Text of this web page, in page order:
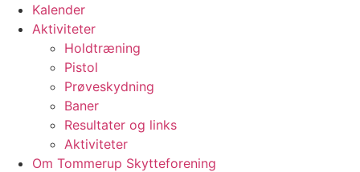
Kalender
Aktiviteter
Holdtræning
Pistol
Prøveskydning
Baner
Resultater og links
Aktiviteter
Om Tommerup Skytteforening